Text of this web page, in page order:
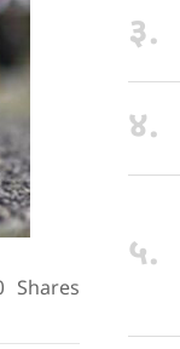
Shares
३.
४.
५.